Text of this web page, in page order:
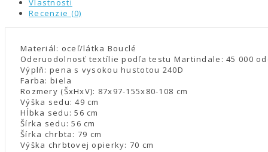
Vlastnosti
Recenzie (0)
Materiál: oceľ/látka Bouclé
Oderuodolnosť textílie podľa testu Martindale: 45 000
Výplň: pena s vysokou hustotou 240D
Farba: biela
Rozmery (ŠxHxV): 87x97-155x80-108 cm
Výška sedu: 49 cm
Hĺbka sedu: 56 cm
Šírka sedu: 56 cm
Šírka chrbta: 79 cm
Výška chrbtovej opierky: 70 cm